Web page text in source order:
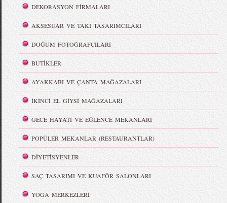
DEKORASYON FİRMALARI
AKSESUAR VE TAKI TASARIMCILARI
DOĞUM FOTOĞRAFÇILARI
BUTİKLER
AYAKKABI VE ÇANTA MAĞAZALARI
İKİNCİ EL GİYSİ MAĞAZALARI
GECE HAYATI VE EĞLENCE MEKANLARI
POPÜLER MEKANLAR (RESTAURANTLAR)
DİYETİSYENLER
SAÇ TASARIMI VE KUAFÖR SALONLARI
YOGA MERKEZLERİ